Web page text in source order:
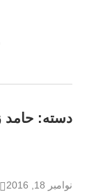
mp3
دسته: حامد
نوامبر 18, 2016